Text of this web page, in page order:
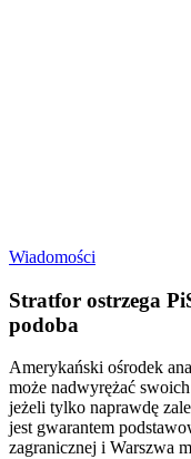
Wiadomości
Stratfor ostrzega
podoba
Amerykański ośrodek
może nadwyrężać
jeżeli tylko naprawdę
jest gwarantem
zagranicznej i Warszwa